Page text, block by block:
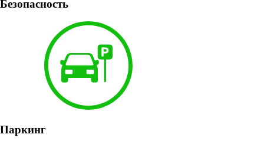
Безопасность
Паркинг